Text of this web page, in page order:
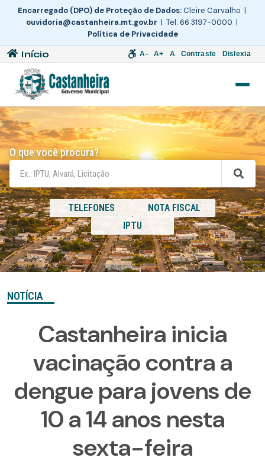
Encarregado (DPO) de Proteção de Dados:Cleire Carvalho |
ouvidoria@castanheira.mt.gov.br | Tel. 66 3197-0000 |
Política de Privacidade
Início A- A+ A Contraste Dislexia
O que você procura?
TELEFONES
NOTA FISCAL
IPTU
NOTÍCIA
Castanheira inicia
vacinação contra a
dengue para jovens de
10 a 14 anos nesta
sexta-feira